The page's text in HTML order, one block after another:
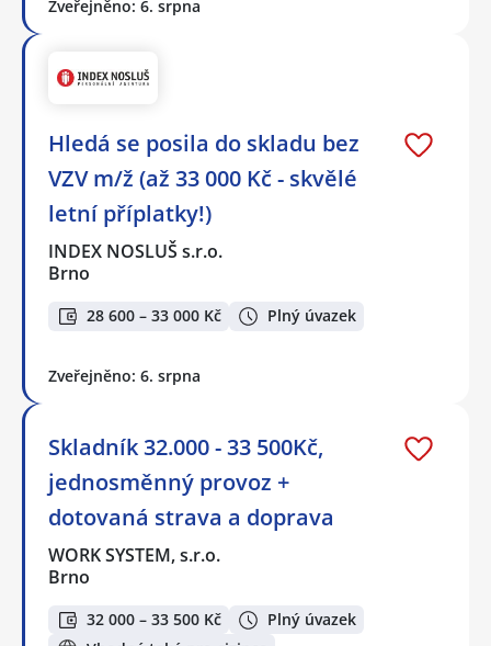
Zveřejněno: 6. srpna
Hledá se posila do skladu bez
VZV m/ž (až 33 000 Kč - skvělé
letní příplatky!)
INDEX NOSLUŠ s.r.o.
Brno
28 600 – 33 000 Kč Plný úvazek
Zveřejněno: 6. srpna
Skladník 32.000 - 33 500Kč,
jednosměnný provoz +
dotovaná strava a doprava
WORK SYSTEM, s.r.o.
Brno
32 000 – 33 500 Kč
Plný úvazek